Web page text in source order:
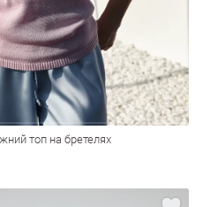
топ на бретелях